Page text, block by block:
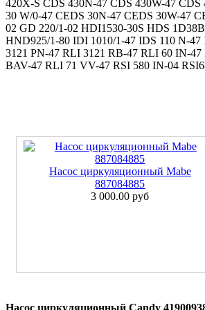
420X-S CDS 430N-47 CDS 430W-47
30 W/0-47 CEDS 30N-47 CEDS 30W-47
02 GD 220/1-02 HDI1530-30S HDS
HND925/1-80 IDI 1010/1-47 IDS 110 N-
3121 PN-47 RLI 3121 RB-47 RLI 60 IN-
BAV-47 RLI 71 VV-47 RSI 580 IN-04
Насос циркуляционный Mabe
887084885
3 000.00 руб
Насос циркуляционный Candy